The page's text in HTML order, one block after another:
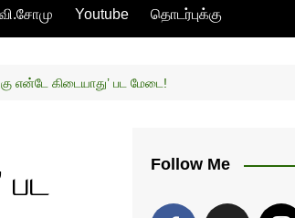
Youtube தொடர்புக்கு
என்டே கிடையாது’ பட மேடை!
பட
Follow Me